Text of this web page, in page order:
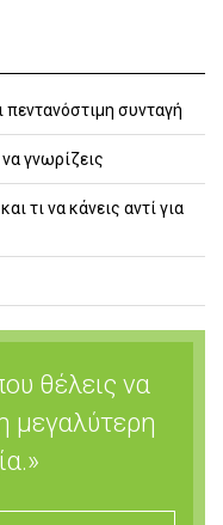
πεντανόστιμη συνταγή
γνωρίζεις
τι να κάνεις αντί για
θέλεις να
μεγαλύτερη